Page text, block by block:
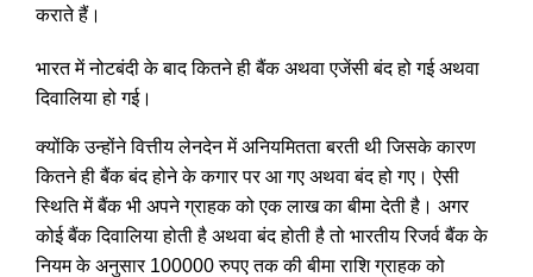
कराते हैं।
भारत में नोटबंदी के बाद कितने ही बैंक अथवा एजेंसी बंद हो गई अथवा
दिवालिया हो गई।
क्योंकि उन्होंने वित्तीय लेनदेन में अनियमितता बरती थी जिसके कारण
कितने ही बैंक बंद होने के कगार पर आ गए अथवा बंद हो गए। ऐसी
स्थिति में बैंक भी अपने ग्राहक को एक लाख का बीमा देती है। अगर
कोई बैंक दिवालिया होती है अथवा बंद होती है तो भारतीय रिजर्व बैंक के
नियम के अनुसार 100000 रुपए तक की बीमा राशि ग्राहक को